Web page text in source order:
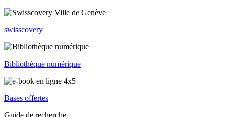
swisscovery
Bibliothèque numérique
Bases offertes
Guide de recherche